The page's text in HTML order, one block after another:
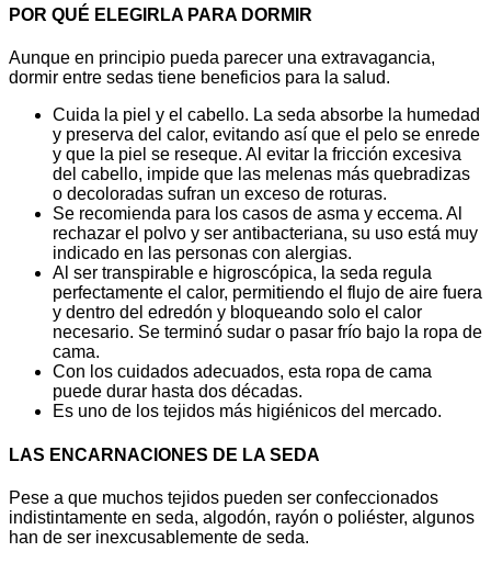
POR QUÉ ELEGIRLA PARA DORMIR
Aunque en principio pueda parecer una extravagancia,
dormir entre sedas tiene beneficios para la salud.
Cuida la piel y el cabello. La seda absorbe la humedad
y preserva del calor, evitando así que el pelo se enrede
y que la piel se reseque. Al evitar la fricción excesiva
del cabello, impide que las melenas más quebradizas
o decoloradas sufran un exceso de roturas.
Se recomienda para los casos de asma y eccema. Al
rechazar el polvo y ser antibacteriana, su uso está muy
indicado en las personas con alergias.
Al ser transpirable e higroscópica, la seda regula
perfectamente el calor, permitiendo el flujo de aire fuera
y dentro del edredón y bloqueando solo el calor
necesario. Se terminó sudar o pasar frío bajo la ropa de
cama.
Con los cuidados adecuados, esta ropa de cama
puede durar hasta dos décadas.
Es uno de los tejidos más higiénicos del mercado.
LAS ENCARNACIONES DE LA SEDA
Pese a que muchos tejidos pueden ser confeccionados
indistintamente en seda, algodón, rayón o poliéster, algunos
han de ser inexcusablemente de seda.